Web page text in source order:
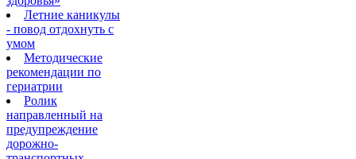
Летние каникулы
- повод отдохнуть с
умом
Методические
рекомендации по
гериатрии
Ролик
направленный на
предупреждение
дорожно-